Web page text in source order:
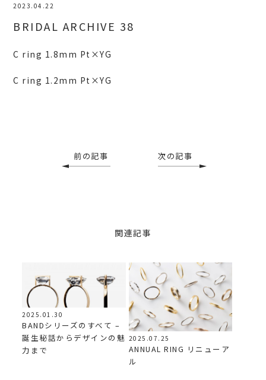
関連記事
2025.01.30
BANDシリーズのすべて –
誕生秘話からデザインの魅
力まで
2025.07.25
ANNUAL RING リニューア
ル
2023.04.22
BRIDAL ARCHIVE 38
C ring 1.8mm Pt×YG
C ring 1.2mm Pt×YG
前の記事 次の記事